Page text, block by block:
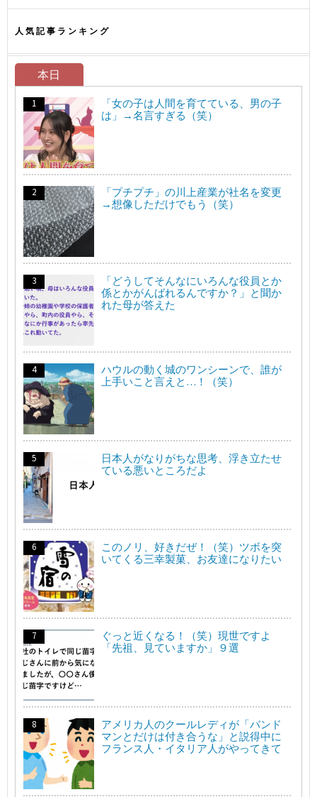
人気記事ランキング
本日
「女の子は人間を育てている、男の子
は」→名言すぎる（笑）
「プチプチ」の川上産業が社名を変更
→想像しただけでもう（笑）
「どうしてそんなにいろんな役員とか
係とかがんばれるんですか？」と聞か
れた母が答えた
ハウルの動く城のワンシーンで、誰が
上手いこと言えと…！（笑）
日本人がなりがちな思考、浮き立たせ
ている悪いところだよ
このノリ、好きだぜ！（笑）ツボを突
いてくる三幸製菓、お友達になりたい
ぐっと近くなる！（笑）現世ですよ
「先祖、見ていますか」９選
アメリカ人のクールレディが「バンド
マンとだけは付き合うな」と説得中に
フランス人・イタリア人がやってきて